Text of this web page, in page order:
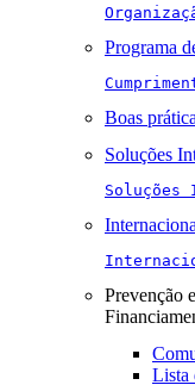
Programa
Boas
Soluções
Soluções
Prevenção
Lista